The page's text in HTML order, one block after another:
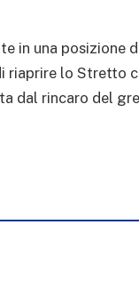
in una posizione
lo Stretto
dal rincaro del